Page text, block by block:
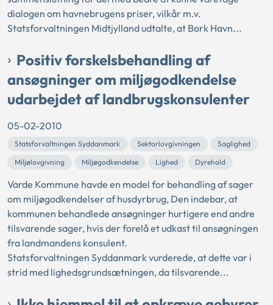
dialogen om havnebrugens priser, vilkår m.v.
Statsforvaltningen Midtjylland udtalte, at Bork Havn...
Positiv forskelsbehandling af
ansøgninger om miljøgodkendelse
udarbejdet af landbrugskonsulenter
05-02-2010
Statsforvaltningen Syddanmark Sektorlovgivningen
Saglighed
Miljølovgivning
Miljøgodkendelse Lighed Dyrehold
Varde Kommune havde en model for behandling af sager
om miljøgodkendelser af husdyrbrug, Den indebar, at
kommunen behandlede ansøgninger hurtigere end andre
tilsvarende sager, hvis der forelå et udkast til ansøgningen
fra landmandens konsulent.
Statsforvaltningen Syddanmark vurderede, at dette var i
strid med lighedsgrundsætningen, da tilsvarende...